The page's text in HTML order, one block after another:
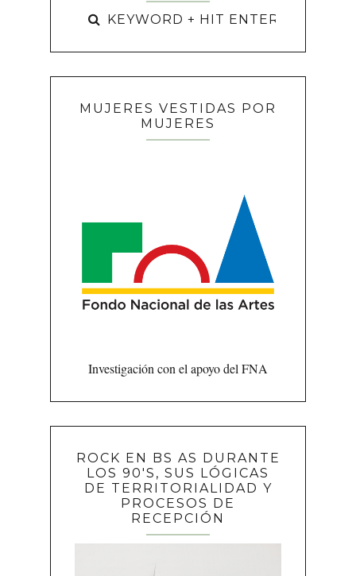
MUJERES VESTIDAS POR
MUJERES
Investigación con el apoyo del FNA
ROCK EN BS AS DURANTE
LOS 90'S, SUS LÓGICAS
DE TERRITORIALIDAD Y
PROCESOS DE
RECEPCIÓN